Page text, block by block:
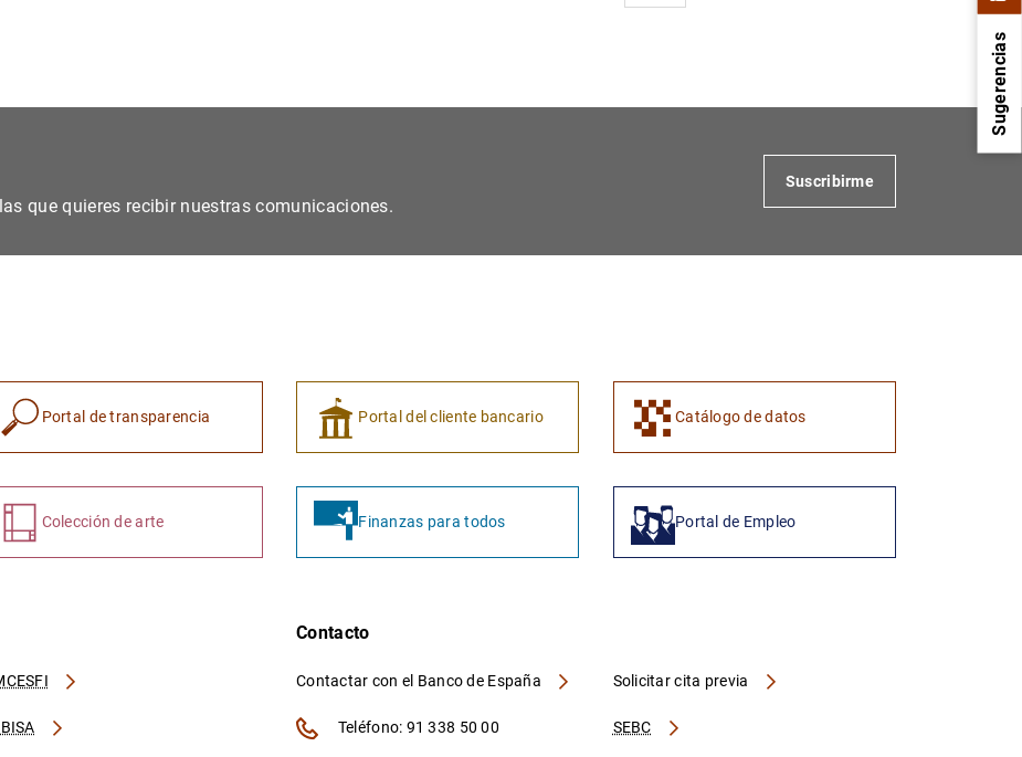
Sugerencias
que quieres recibir nuestras comunicaciones.
Suscribirme
Portal de transparencia Portal del cliente bancario Catálogo de datos
Colección de arte Finanzas para todos Portal de Empleo
Contacto
Contactar con el Banco de España
SEBC
Solicitar cita previa
Teléfono: 91 338 50 00